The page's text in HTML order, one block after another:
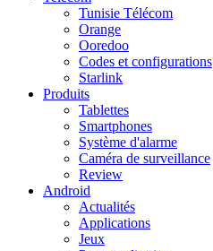
Tunisie Télécom
Orange
Ooredoo
Codes et configurations
Starlink
Produits
Tablettes
Smartphones
Système d'alarme
Caméra de surveillance
Review
Android
Actualités
Applications
Jeux